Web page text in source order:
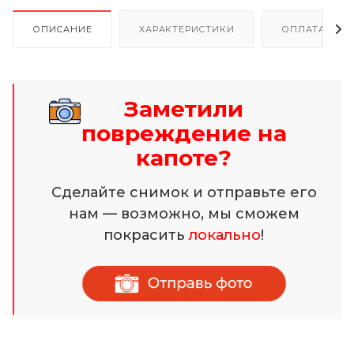
ОПИСАНИЕ ХАРАКТЕРИСТИКИ ОПЛАТА И
Заметили
повреждение на
капоте?
Сделайте снимок и отправьте его
нам — возможно, мы сможем
покраситьлокально!